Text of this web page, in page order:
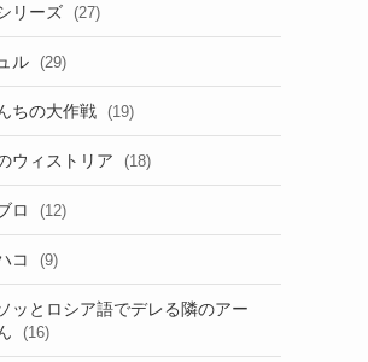
リーズ (27)
ル (29)
ちの大作戦 (19)
ウィストリア (18)
ロ (12)
コ (9)
ッとロシア語でデレる隣のアー
(16)